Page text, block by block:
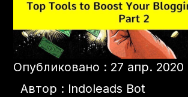
Опубликовано : 27 апр. 2020
Автор : Indoleads Bot